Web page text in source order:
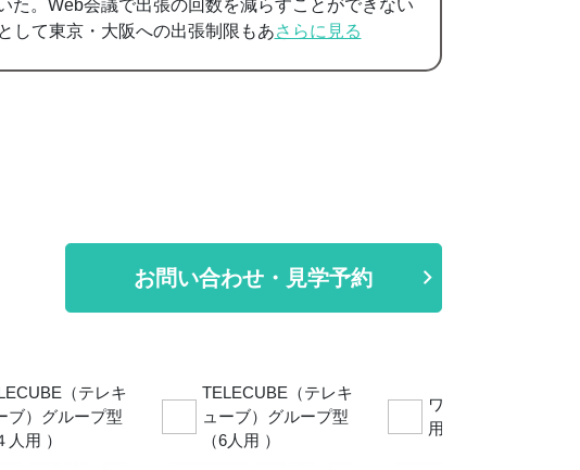
。Web会議で出張の回数を減らすことができない
して東京・大阪への出張制限もあさらに見る
お問い合わせ・見学予約
（テレキ
ブ）グループ型
人用 ）
TELECUBE（テレキ
ューブ）グループ型
（6人用 ）
ワークポッド （1人
用）